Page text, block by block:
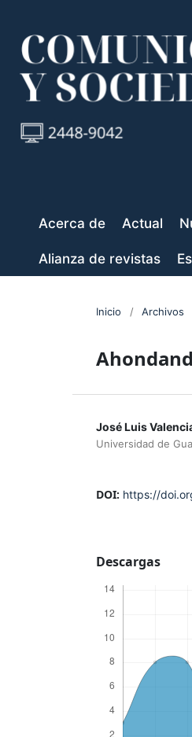
Acerca de Actual
Alianza de revistas
Inicio / Archivos
José Luis
Universidad de
DOI: https://
Descargas